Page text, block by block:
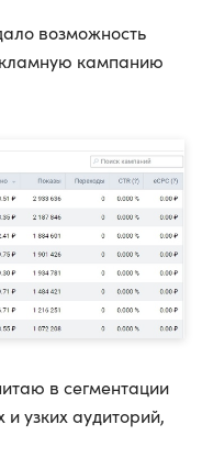
возможность
кампанию
в сегментации
и узких аудиторий,